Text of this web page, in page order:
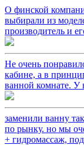
О финской
выбирали из
производитель и
Не очень
кабине, а в
ванной комнате. У
заменили ванну
по рынку. но мы
+ гидромассаж,